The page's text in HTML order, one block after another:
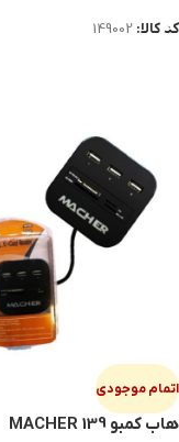
کد کالا: 149002
اتمام موجودی
هاب کمبو MACHER 139